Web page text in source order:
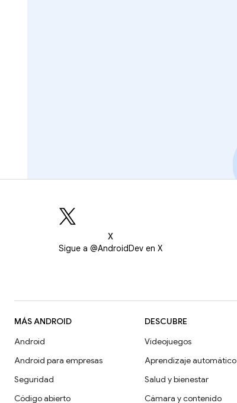
X
Sigue a @AndroidDev en X
MÁS ANDROID
Android
Android para empresas
Seguridad
Código abierto
DESCUBRE
Videojuegos
Aprendizaje automático
Salud y bienestar
Cámara y contenido